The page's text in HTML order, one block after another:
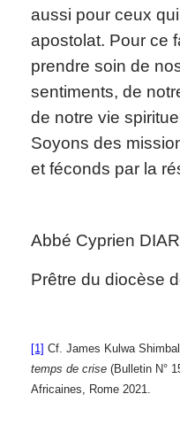
aussi pour ceux
apostolat. Pour ce
prendre soin de
sentiments, de
de notre vie
Soyons des
et féconds par la
Abbé Cyprien
Prêtre du diocèse
[1] Cf. James Kulwa
temps de crise(Bulletin N°
Africaines, Rome 2021.